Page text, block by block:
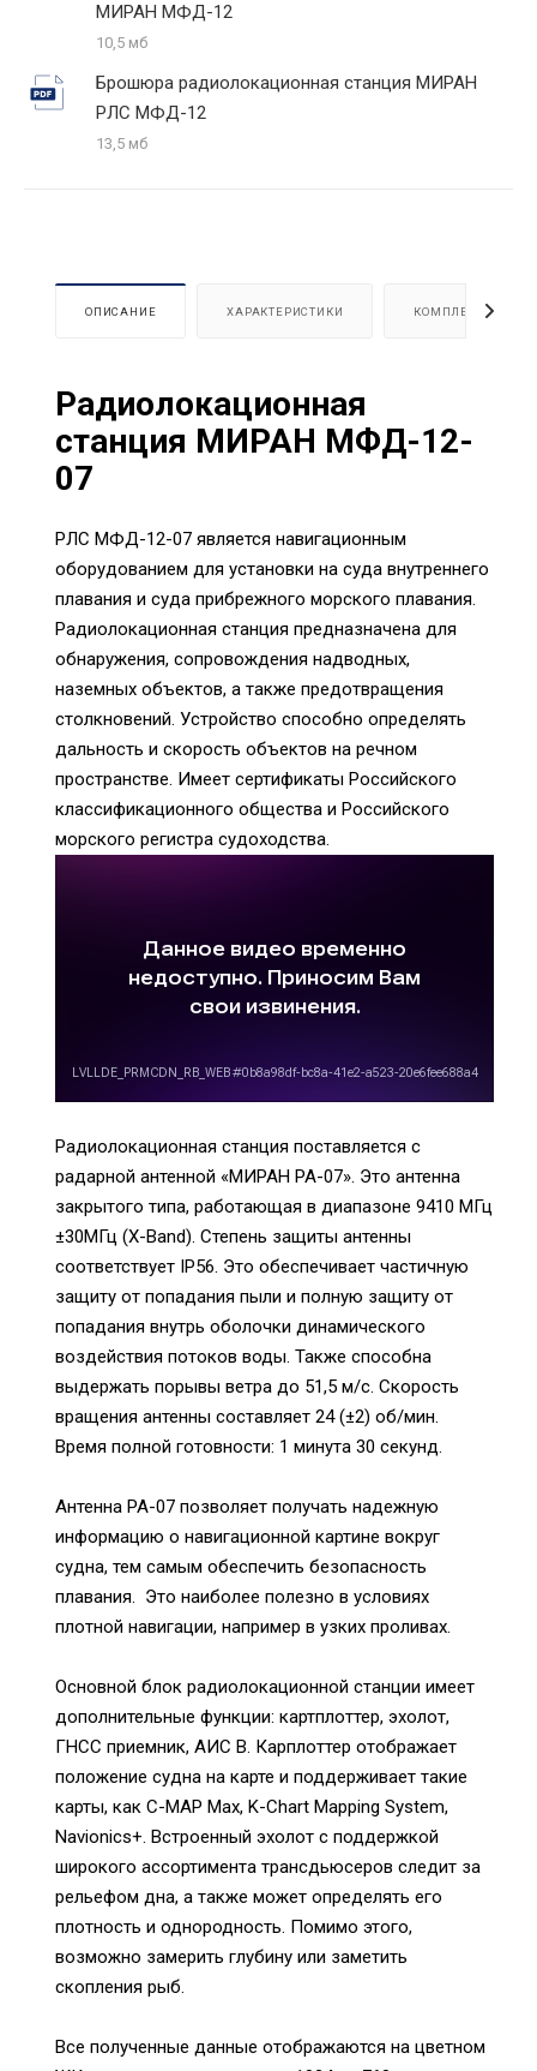
МИРАН МФД-12
10,5 мб
Брошюра радиолокационная станция МИРАН
РЛС МФД-12
13,5 мб
ОПИСАНИЕ ХАРАКТЕРИСТИКИ КОМПЛЕКТАЦИЯ
Радиолокационная
станция МИРАН МФД-12-
07
РЛС МФД-12-07 является навигационным
оборудованием для установки на суда внутреннего
плавания и суда прибрежного морского плавания.
Радиолокационная станция предназначена для
обнаружения, сопровождения надводных,
наземных объектов, а также предотвращения
столкновений. Устройство способно определять
дальность и скорость объектов на речном
пространстве. Имеет сертификаты Российского
классификационного общества и Российского
морского регистра судоходства.
Радиолокационная станция поставляется с
радарной антенной «МИРАН РА-07». Это антенна
закрытого типа, работающая в диапазоне 9410 МГц
±30МГц (X-Band). Степень защиты антенны
соответствует IP56. Это обеспечивает частичную
защиту от попадания пыли и полную защиту от
попадания внутрь оболочки динамического
воздействия потоков воды. Также способна
выдержать порывы ветра до 51,5 м/с. Скорость
вращения антенны составляет 24 (±2) об/мин.
Время полной готовности: 1 минута 30 секунд.
Антенна РА-07 позволяет получать надежную
информацию о навигационной картине вокруг
судна, тем самым обеспечить безопасность
плавания. Это наиболее полезно в условиях
плотной навигации, например в узких проливах.
Основной блок радиолокационной станции имеет
дополнительные функции: картплоттер, эхолот,
ГНСС приемник, АИС В. Карплоттер отображает
положение судна на карте и поддерживает такие
карты, как C-MAP Max, K-Chart Mapping System,
Navionics+. Встроенный эхолот с поддержкой
широкого ассортимента трансдьюсеров следит за
рельефом дна, а также может определять его
плотность и однородность. Помимо этого,
возможно замерить глубину или заметить
скопления рыб.
Все полученные данные отображаются на цветном